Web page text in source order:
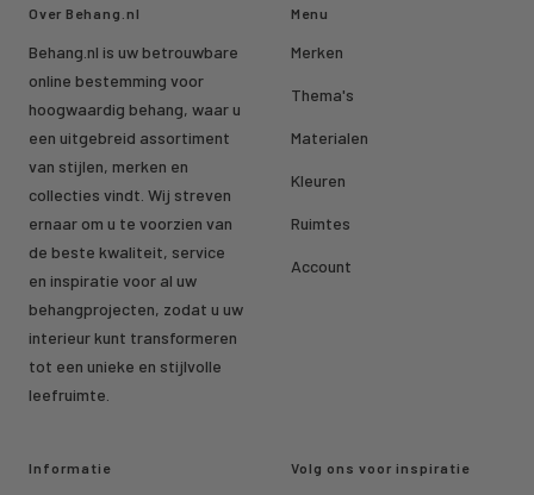
Over Behang.nl
Behang.nl is uw betrouwbare
online bestemming voor
hoogwaardig behang, waar u
een uitgebreid assortiment
van stijlen, merken en
collecties vindt. Wij streven
ernaar om u te voorzien van
de beste kwaliteit, service
en inspiratie voor al uw
behangprojecten, zodat u uw
interieur kunt transformeren
tot een unieke en stijlvolle
leefruimte.
Menu
Merken
Thema's
Materialen
Kleuren
Ruimtes
Account
Informatie Volg ons voor inspiratie